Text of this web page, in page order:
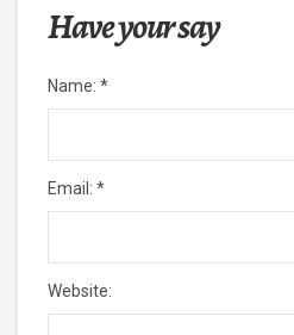
Have your say
Name: *
Email: *
Website: